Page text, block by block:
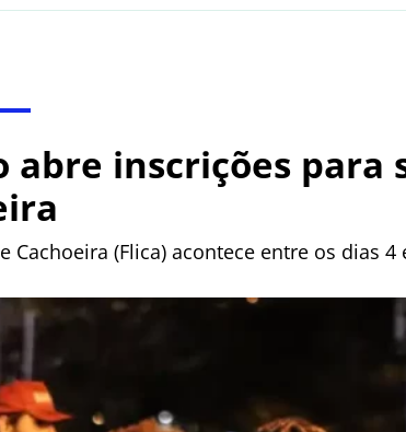
abre inscrições para
Cachoeira (Flica) acontece entre os dias